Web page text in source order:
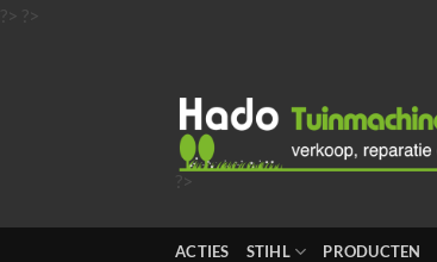
?> ?>
?>
ACTIES STIHL PRODUCTEN